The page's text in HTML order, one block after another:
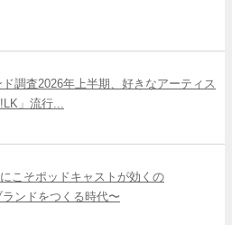
調査2026年上半期、好きなアーティス
」流行...
こそポッドキャストが効くの
ランドをつくる時代〜